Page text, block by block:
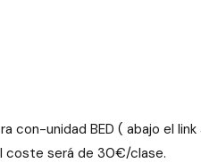
unidad BED ( abajo el link
coste será de 30€/clase.